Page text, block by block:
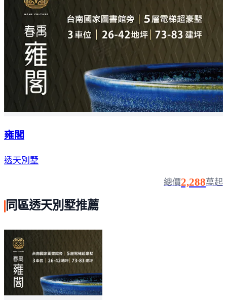
雍閣
透天別墅
總價2,288萬起
同區透天別墅推薦